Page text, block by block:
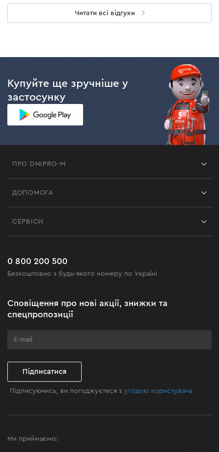
Читати всі відгуки
Купуйте ще зручніше у
застосунку
ПРО DNIPRO-M
Чорна п'ятниця
Клуб майстерності
ДОПОМОГА
Поширені запитання
СЕРВІСИ
0 800 200 500
Безкоштовно з будь-якого номеру по Україні
Сповіщення про нові акції, знижки та
спецпропозиції
Підписатися
Підписуючись, ви погоджуєтеся зугодою користувача
Ми приймаємо: